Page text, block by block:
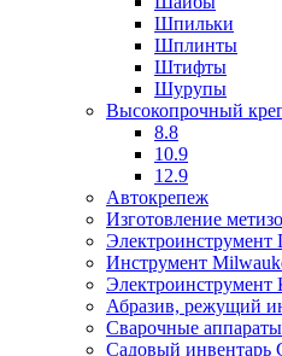
Шпильки
Шплинты
Штифты
Шурупы
Высокопрочный
8.8
10.9
12.9
Автокрепеж
Изготовление
Электроинструмент
Инструмент
Электроинструмент
Абразив, режущий
Сварочные
Садовый инвентарь